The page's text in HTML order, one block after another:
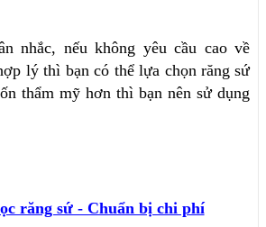
nhắc, nếu không yêu cầu cao về
lý thì bạn có thể lựa chọn răng sứ
thẩm mỹ hơn thì bạn nên sử dụng
răng sứ - Chuẩn bị chi phí